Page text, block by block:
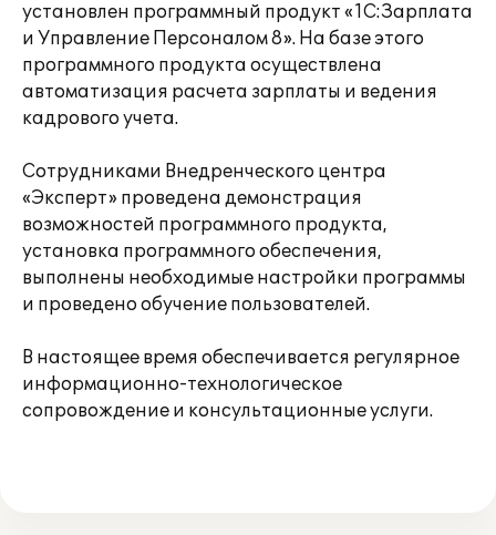
установлен программный продукт «1С:Зарплата
и Управление Персоналом 8». На базе этого
программного продукта осуществлена
автоматизация расчета зарплаты и ведения
кадрового учета.
Сотрудниками Внедренческого центра
«Эксперт» проведена демонстрация
возможностей программного продукта,
установка программного обеспечения,
выполнены необходимые настройки программы
и проведено обучение пользователей.
В настоящее время обеспечивается регулярное
информационно-технологическое
сопровождение и консультационные услуги.